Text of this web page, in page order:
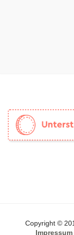
Copyright ©
Impressum